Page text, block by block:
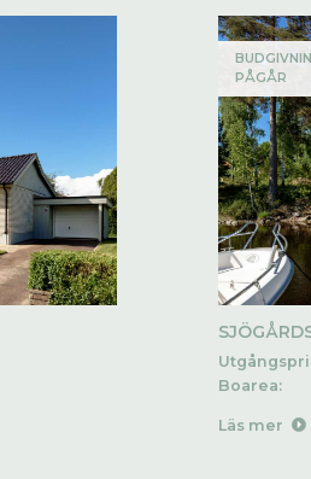
PÅGÅR
Boarea:
Läs mer